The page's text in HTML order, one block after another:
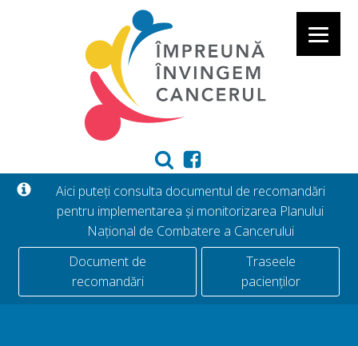
Aici puteți consulta documentul de recomandări
pentru implementarea și monitorizarea Planului
Național de Combatere a Cancerului
Document de
recomandări
Traseele
pacienților